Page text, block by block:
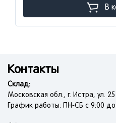
В
Контакты
Склад:
Московская обл., г. Истра, ул.
График работы: ПН-СБ с 9:00 до